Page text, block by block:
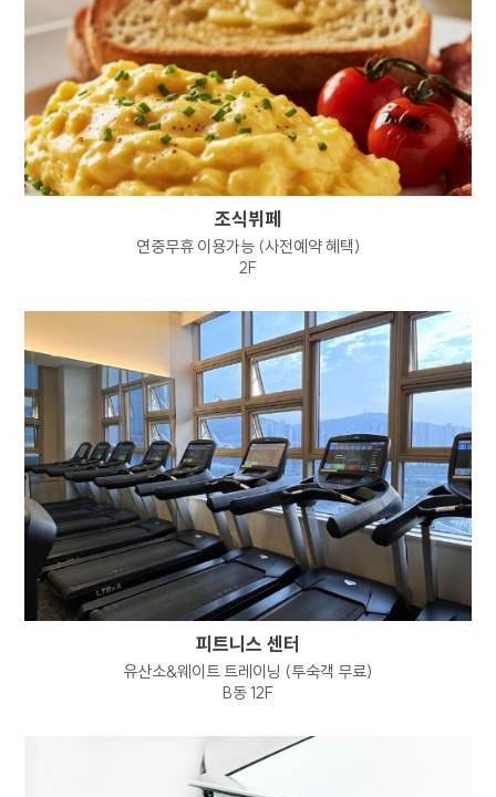
조식뷔페
연중무휴 이용가능 (사전예약 혜택)
2F
피트니스 센터
유산소&웨이트 트레이닝 (투숙객 무료)
B동 12F
경과된 경우에는 보유기간의 종료일로부터 5일
이내에, 개인정보처리 목적달성, 해당 서비스의
폐지, 사업의 종료 등 그 개인정보가 불필요하게
되었을 때에는 개인정보 처리가 불필요한 것으로
인정되는 날로부터 5일 이내에 파기합니다.
전자적 파일 형태의 정보는 기록을 재생할 수
없는 기술적 방법을, 종이에 출력된 정보는
분쇄기로 분쇄하여 파기합니다.
7. 정보주체와 법정대리인의 권리 의무 및 그
정보주체는 회사에 대해 언제든지 아래 각 호의
권리를 행사할 수 있습니다.
개인정보 열람 요구권
개인정보 정정, 삭제 요구권
개인정보 처리정지 요구권
개인정보 수집, 이용 등에 대한 동의 철회
정보주체는 개인정보의 열람/정정/삭제/
처리정지 요구 또는 동의 철회, 파기 요청을
하고자 하는 경우 하단의
개인정보보호책임자에게 요청할 수 있으며
회사는 이에 지체없이 필요한 조치를 취하도록
하겠습니다.
1항 및 2항에 따른 권리 행사는 정보주체 본인이
하여야 하며, 정보주체의 법정대리인이나 위임을
받은 자 등 대리인이 행사하고자 하는 경우
정보주체는 개인정보보호법령 등 관계법령을
위반하여 정보주체 본인 또는 타인의 개인정보를